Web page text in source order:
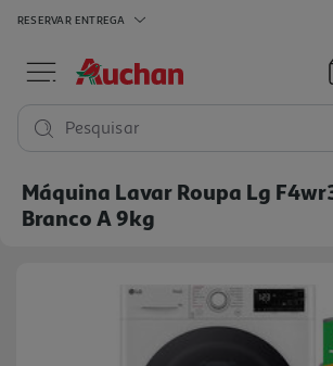
RESERVAR ENTREGA
Pesquisar
Máquina Lavar Roupa Lg
Branco A 9kg